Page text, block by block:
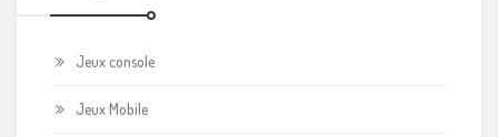
Jeux console
Jeux Mobile